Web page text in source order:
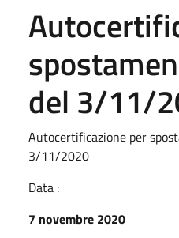
del 3/11/
Autocertificazione per
3/11/2020
Data :
7 novembre 2020